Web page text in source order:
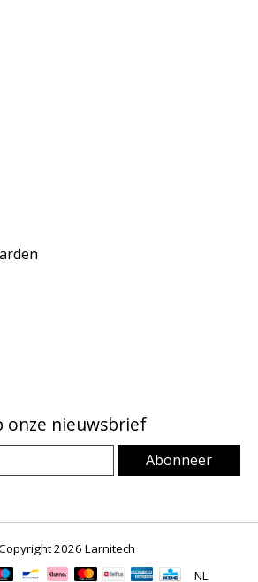
onze nieuwsbrief
Abonneer
2026 Larnitech
NL